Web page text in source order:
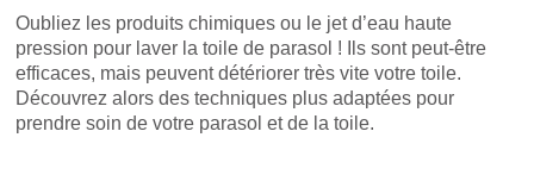
Oubliez les produits chimiques ou le jet d’eau haute
pression pour laver la toile de parasol ! Ils sont peut-être
efficaces, mais peuvent détériorer très vite votre toile.
Découvrez alors des techniques plus adaptées pour
prendre soin de votre parasol et de la toile.